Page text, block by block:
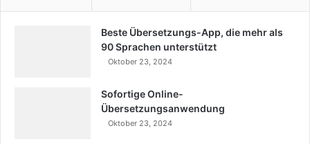
Beste Übersetzungs-App, die mehr als
90 Sprachen unterstützt
Oktober 23, 2024
Sofortige Online-
Übersetzungsanwendung
Oktober 23, 2024